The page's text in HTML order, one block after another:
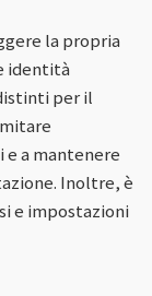
la propria
identità
per il
a mantenere
Inoltre, è
e impostazioni